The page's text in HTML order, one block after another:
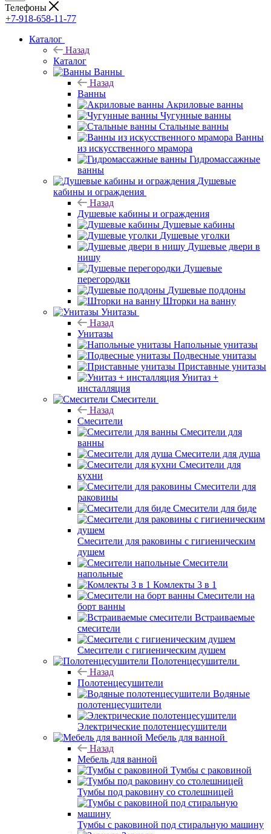
Телефоны
+7-918-658-11-77
Каталог
Назад
Каталог
Ванны
Назад
Ванны
Акриловые ванны
Чугунные ванны
Стальные ванны
Ванны
из искусственного мрамора
Гидромассажные
ванны
Душевые
кабины и ограждения
Назад
Душевые кабины и ограждения
Душевые кабины
Душевые уголки
Душевые двери в
нишу
Душевые
перегородки
Душевые поддоны
Шторки на ванну
Унитазы
Назад
Унитазы
Напольные унитазы
Подвесные унитазы
Приставные унитазы
Унитаз +
инсталляция
Смесители
Назад
Смесители
Смесители для
ванны
Смесители для душа
Смесители для
кухни
Смесители для
раковины
Смесители для биде
Смесители для раковины с гигиеническим
душем
Смесители
напольные
Комлекты 3 в 1
Смесители на
борт ванны
Встраиваемые
смесители
Смесители с гигиеническим душем
Полотенцесушители
Назад
Полотенцесушители
Водяные
полотенцесушители
Электрические полотенцесушители
Мебель для ванной
Назад
Мебель для ванной
Тумбы с раковиной
Тумбы под раковину со столешницей
Тумбы с раковиной под стиральную машину